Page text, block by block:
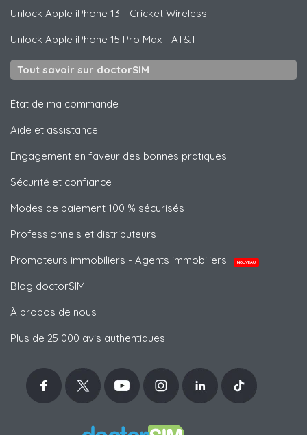
Unlock Apple iPhone 13 - Cricket Wireless
Unlock Apple iPhone 15 Pro Max - AT&T
Tout savoir sur doctorSIM
État de ma commande
Aide et assistance
Engagement en faveur des bonnes pratiques
Sécurité et confiance
Modes de paiement 100 % sécurisés
Professionnels et distributeurs
Promoteurs immobiliers - Agents immobiliers
NOUVEAU
Blog doctorSIM
À propos de nous
Plus de 25 000 avis authentiques !